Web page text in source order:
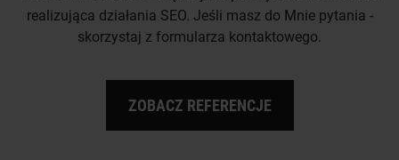
realizująca działania SEO. Jeśli masz do Mnie pytania -
skorzystaj z formularza kontaktowego.
ZOBACZ REFERENCJE